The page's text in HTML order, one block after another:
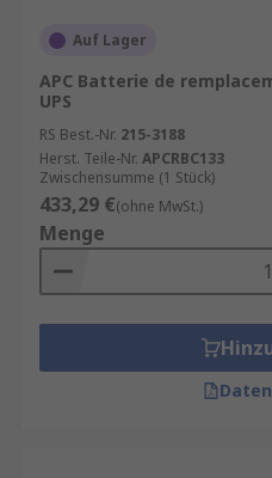
Auf Lager
APC Batterie de
UPS
RS Best.-Nr. 215-3188
Herst. Teile-Nr. APCRBC133
Zwischensumme (1 Stück)
433,29 €(ohne MwSt.)
Menge